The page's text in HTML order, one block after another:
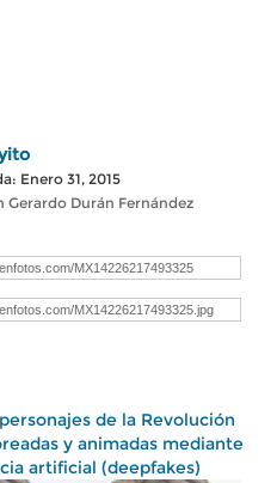
Enero 31, 2015
Gerardo Durán Fernández
de la Revolución
y animadas mediante
artificial (deepfakes)